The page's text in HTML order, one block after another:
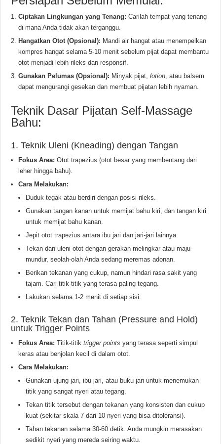
Ciptakan Lingkungan yang Tenang: Carilah tempat yang tenang
di mana Anda tidak akan terganggu.
Hangatkan Otot (Opsional): Mandi air hangat atau menempelkan
kompres hangat selama 5-10 menit sebelum pijat dapat membantu
otot menjadi lebih rileks dan responsif.
Gunakan Pelumas (Opsional): Minyak pijat,lotion , atau balsem
dapat mengurangi gesekan dan membuat pijatan lebih nyaman.
Teknik Dasar Pijatan Self-Massage
Bahu:
1. Teknik Uleni (Kneading) dengan Tangan
Fokus Area: Otot trapezius (otot besar yang membentang dari
leher hingga bahu).
Cara Melakukan:
Duduk tegak atau berdiri dengan posisi rileks.
Gunakan tangan kanan untuk memijat bahu kiri, dan tangan kiri
untuk memijat bahu kanan.
Jepit otot trapezius antara ibu jari dan jari-jari lainnya.
Tekan dan uleni otot dengan gerakan melingkar atau maju-
mundur, seolah-olah Anda sedang meremas adonan.
Berikan tekanan yang cukup, namun hindari rasa sakit yang
tajam. Cari titik-titik yang terasa paling tegang.
Lakukan selama 1-2 menit di setiap sisi.
2. Teknik Tekan dan Tahan (Pressure and Hold)
untuk Trigger Points
Fokus Area: Titik-titiktrigger points yang terasa seperti simpul
keras atau benjolan kecil di dalam otot.
Cara Melakukan:
Gunakan ujung jari, ibu jari, atau buku jari untuk menemukan
titik yang sangat nyeri atau tegang.
Tekan titik tersebut dengan tekanan yang konsisten dan cukup
kuat (sekitar skala 7 dari 10 nyeri yang bisa ditoleransi).
Tahan tekanan selama 30-60 detik. Anda mungkin merasakan
sedikit nyeri yang mereda seiring waktu.